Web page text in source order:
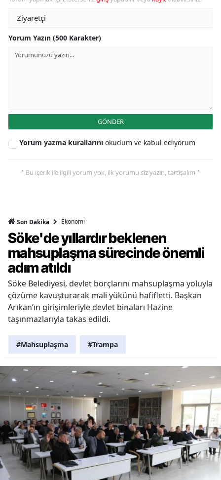
Yorum Yazın (500 Karakter)
GÖNDER
Yorum yazma kurallarını okudum ve kabul ediyorum
* Bu içerik ile ilgili yorum yok, ilk yorumu siz yazın, tartışalım *
Son Dakika Ekonomi
Söke'de yıllardır beklenen
mahsuplaşma sürecinde önemli
adım atıldı
Söke Belediyesi, devlet borçlarını mahsuplaşma yoluyla
çözüme kavuşturarak mali yükünü hafifletti. Başkan
Arıkan’ın girişimleriyle devlet binaları Hazine
taşınmazlarıyla takas edildi.
#Mahsuplaşma #Trampa